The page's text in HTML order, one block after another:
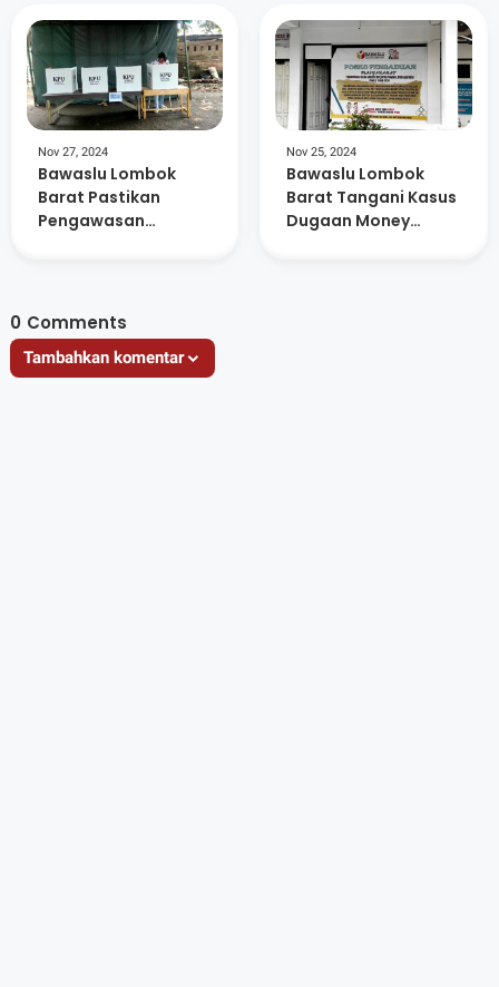
Nov 27, 2024
Bawaslu Lombok
Barat Pastikan
Pengawasan
Nov 25, 2024
Bawaslu Lombok
Barat Tangani Kasus
Dugaan Money
0 Comments
Tambahkan komentar